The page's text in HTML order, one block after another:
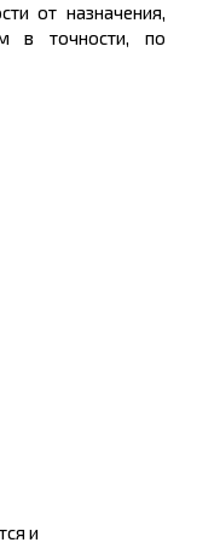
от назначения,
в точности, по
и